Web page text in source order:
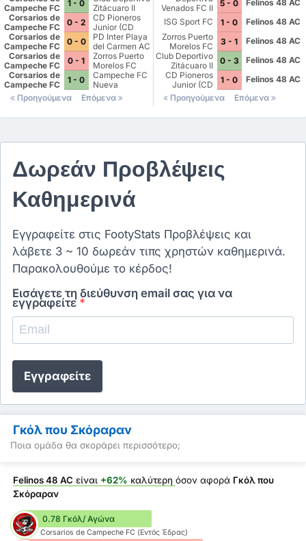
Campeche FC
1 - 0
Zitácuaro II
Corsarios de
Campeche FC
0 - 2
CD Pioneros
Junior (CD
Pioneros de
Cancún II)
Corsarios de
Campeche FC
0 - 0
PD Inter Playa
del Carmen AC
II
Corsarios de
Campeche FC
0 - 1
Zorros Puerto
Morelos FC
Corsarios de
Campeche FC
1 - 0
Campeche FC
Nueva
Generación
Προηγούμενα Επόμενα
Venados FC II
5 - 0
Felinos 48 AC
ISG Sport FC
1 - 0
Felinos 48 AC
Zorros Puerto
Morelos FC
3 - 1
Felinos 48 AC
Club Deportivo
Zitácuaro II
0 - 3
Felinos 48 AC
CD Pioneros
Junior (CD
Pioneros de
Cancún II)
1 - 0
Felinos 48 AC
Προηγούμενα
Επόμενα
Δωρεάν Προβλέψεις
Καθημερινά
Εγγραφείτε στις FootyStats Προβλέψεις και
λάβετε 3 ~ 10 δωρεάν τιπς χρηστών καθημερινά.
Παρακολουθούμε το κέρδος!
Εισάγετε τη διεύθυνση email σας για να
εγγραφείτε *
Εγγραφείτε
Γκόλ που Σκόραραν
Ποια ομάδα θα σκοράρει περισσότερο;
Felinos 48 AC είναι +62% καλύτερη όσον αφορά Γκόλ που
Σκόραραν
0.78 Γκόλ/ Αγώνα
Corsarios de Campeche FC (Εντός Έδρας)